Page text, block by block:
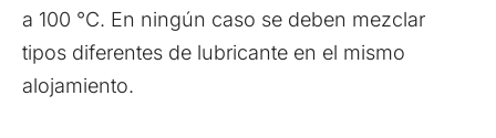
a 100 °C. En ningún caso se deben mezclar
tipos diferentes de lubricante en el mismo
alojamiento.